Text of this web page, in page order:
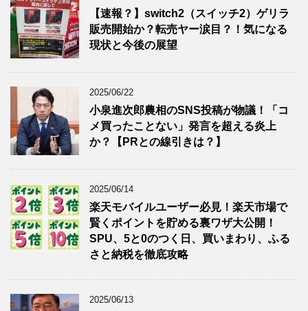
【速報？】switch2（スイッチ2）ゲリラ
販売開始か？転売ヤー涙目？！気になる
現状と今後の展望
2025/06/22
小泉進次郎農相のSNS投稿が物議！「コ
メ買ったことない」発言を超える炎上
か？【PRとの線引きは？】
2025/06/14
楽天モバイルユーザー必見！楽天市場で
賢くポイントを貯める裏ワザ大公開！
SPU、5と0のつく日、買いまわり、ふる
さと納税を徹底攻略
2025/06/13